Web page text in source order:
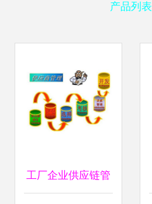
产品列表
工厂企业供应链管